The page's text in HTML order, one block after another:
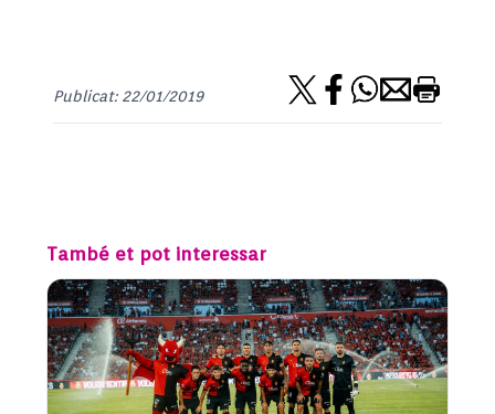
Publicat: 22/01/2019
També et pot interessar